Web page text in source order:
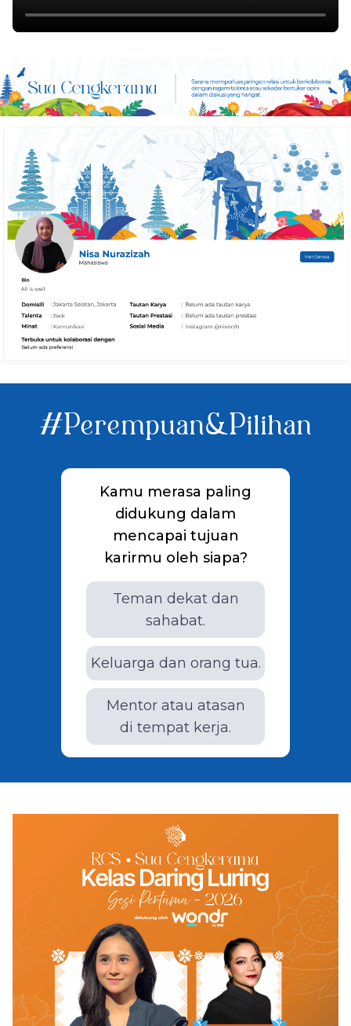
#Perempuan&Pilihan
Kamu merasa paling
didukung dalam
mencapai tujuan
karirmu oleh siapa?
Teman dekat dan
sahabat.
Keluarga dan orang tua.
Mentor atau atasan
di tempat kerja.